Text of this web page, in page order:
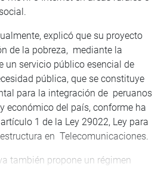
explicó que su proyecto
de la pobreza, mediante la
un servicio público esencial de
pública, que se constituye
para la integración de peruanos
económico del país, conforme ha
1 de la Ley 29022, Ley para
en Telecomunicaciones.
también propone un régimen